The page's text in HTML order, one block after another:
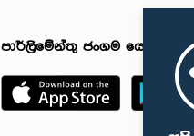
පාර්ලිමේන්තු ජංගම යෙදුම